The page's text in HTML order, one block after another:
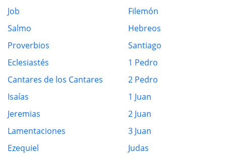
Job
Salmo
Proverbios
Eclesiastés
Cantares de los Cantares
Isaías
Jeremias
Lamentaciones
Ezequiel
Filemón
Hebreos
Santiago
1 Pedro
2 Pedro
1 Juan
2 Juan
3 Juan
Judas